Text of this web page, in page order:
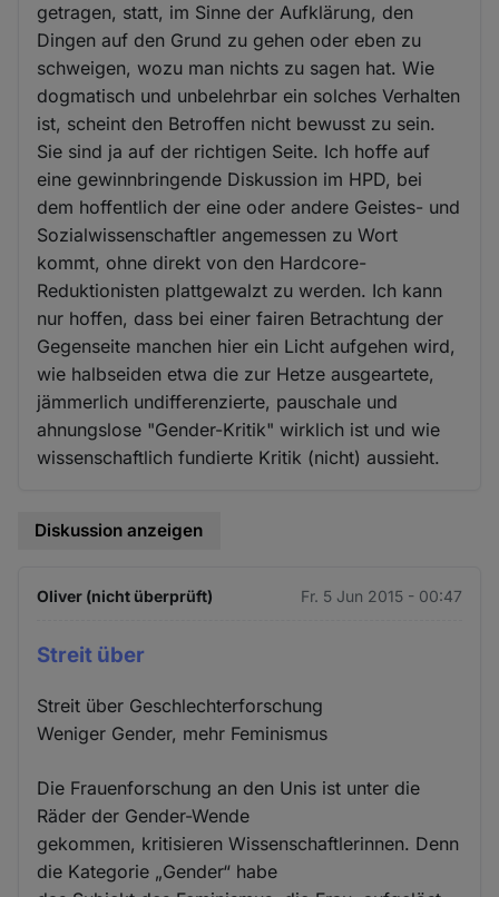
getragen, statt, im Sinne der Aufklärung, den
Dingen auf den Grund zu gehen oder eben zu
schweigen, wozu man nichts zu sagen hat. Wie
dogmatisch und unbelehrbar ein solches Verhalten
ist, scheint den Betroffen nicht bewusst zu sein.
Sie sind ja auf der richtigen Seite. Ich hoffe auf
eine gewinnbringende Diskussion im HPD, bei
dem hoffentlich der eine oder andere Geistes- und
Sozialwissenschaftler angemessen zu Wort
kommt, ohne direkt von den Hardcore-
Reduktionisten plattgewalzt zu werden. Ich kann
nur hoffen, dass bei einer fairen Betrachtung der
Gegenseite manchen hier ein Licht aufgehen wird,
wie halbseiden etwa die zur Hetze ausgeartete,
jämmerlich undifferenzierte, pauschale und
ahnungslose "Gender-Kritik" wirklich ist und wie
wissenschaftlich fundierte Kritik (nicht) aussieht.
Diskussion anzeigen
Oliver (nicht überprüft) Fr. 5 Jun 2015 - 00:47
Streit über
Streit über Geschlechterforschung
Weniger Gender, mehr Feminismus
Die Frauenforschung an den Unis ist unter die
Räder der Gender-Wende
gekommen, kritisieren Wissenschaftlerinnen. Denn
die Kategorie „Gender“ habe